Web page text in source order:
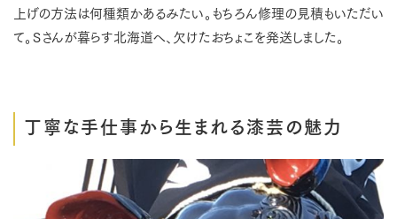
上げの方法は何種類かあるみたい。もちろん修理の見積もいただい
て。Ｓさんが暮らす北海道へ、欠けたおちょこを発送しました。
丁寧な手仕事から生まれる漆芸の魅力